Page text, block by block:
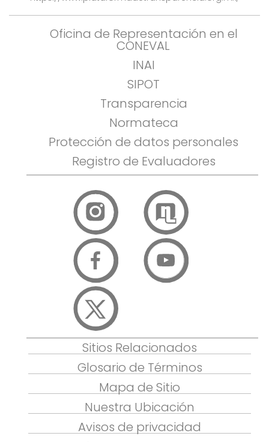
Oficina de Representación en el
CONEVAL
INAI
SIPOT
Transparencia
Normateca
Protección de datos personales
Registro de Evaluadores
Sitios Relacionados
Glosario de Términos
Mapa de Sitio
Nuestra Ubicación
Avisos de privacidad